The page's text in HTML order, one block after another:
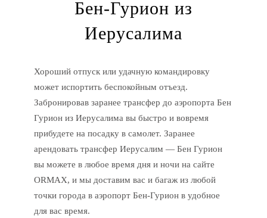
Бен-Гурион из
Иерусалима
Хороший отпуск или удачную командировку
может испортить беспокойным отъезд.
Забронировав заранее трансфер до аэропорта Бен
Гурион из Иерусалима вы быстро и вовремя
прибудете на посадку в самолет. Заранее
арендовать трансфер Иерусалим — Бен Гурион
вы можете в любое время дня и ночи на сайте
ORMAX, и мы доставим вас и багаж из любой
точки города в аэропорт Бен-Гурион в удобное
для вас время.